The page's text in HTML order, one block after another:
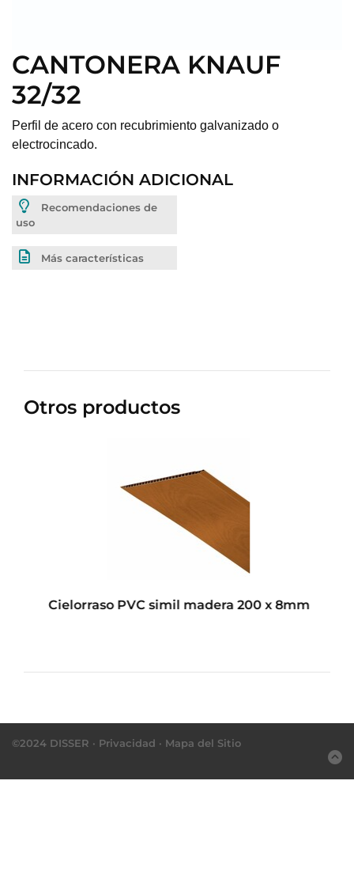
CANTONERA KNAUF
32/32
Perfil de acero con recubrimiento galvanizado o
electrocincado.
INFORMACIÓN ADICIONAL
Recomendaciones de
uso
Más características
Otros productos
Cielorraso PVC simil madera 200 x 8mm
©2024 DISSER · Privacidad · Mapa del Sitio